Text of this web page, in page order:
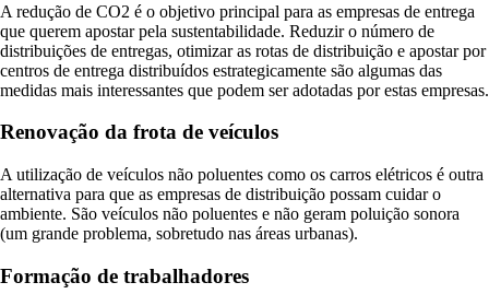
A redução de CO2 é o objetivo principal para as empresas de entrega
que querem apostar pela sustentabilidade. Reduzir o número de
distribuições de entregas, otimizar as rotas de distribuição e apostar por
centros de entrega distribuídos estrategicamente são algumas das
medidas mais interessantes que podem ser adotadas por estas empresas.
Renovação da frota de veículos
A utilização de veículos não poluentes como os carros elétricos é outra
alternativa para que as empresas de distribuição possam cuidar o
ambiente. São veículos não poluentes e não geram poluição sonora
(um grande problema, sobretudo nas áreas urbanas).
Formação de trabalhadores